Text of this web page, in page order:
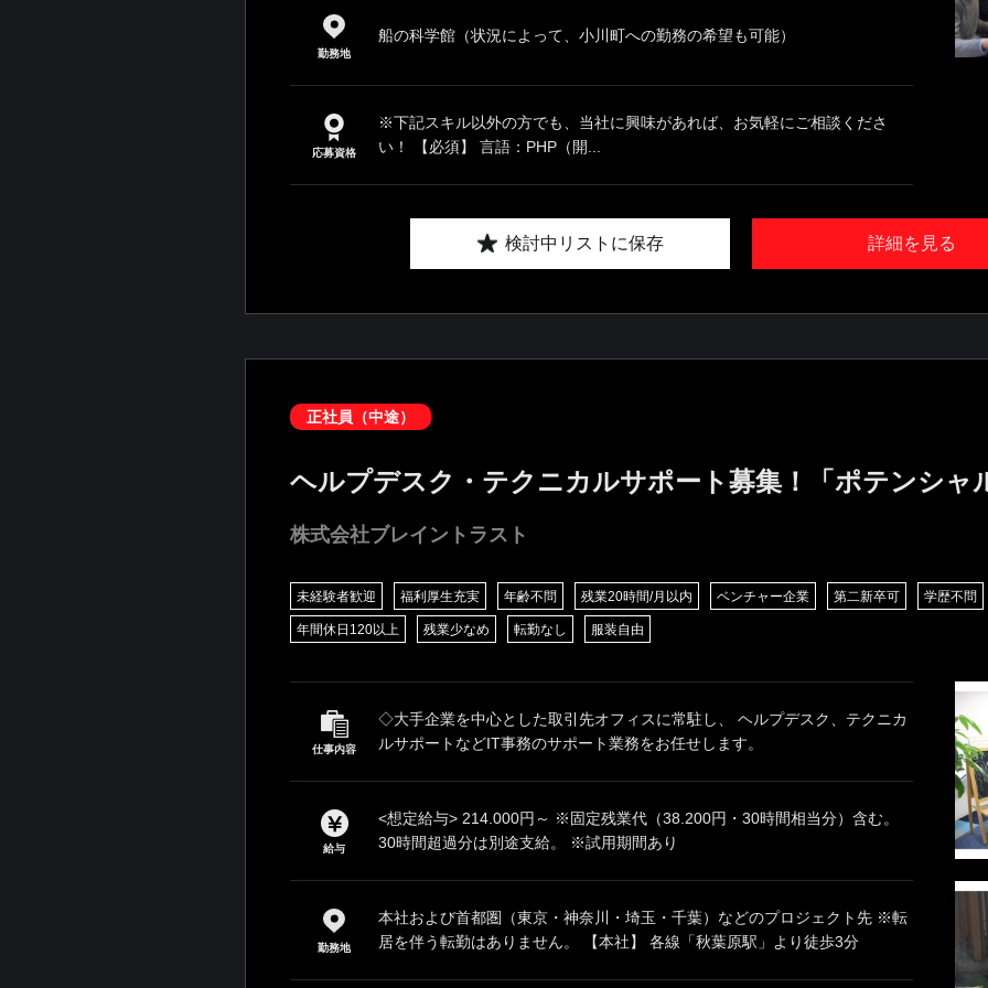
勤務地
船の科学館（状況によって、小川町への勤務の希望も可能）
応募資格
※下記スキル以外の方でも、当社に興味があれば、お気軽にご相談くださ
い！ 【必須】 言語：PHP（開...
詳細を見る
検討中リストに保存
正社員（中途）
ヘルプデスク・テクニカルサポート募集！「ポテンシャ
株式会社ブレイントラスト
未経験者歓迎 福利厚生充実 年齢不問 残業20時間/月以内 ベンチャー企業 第二新卒可 学歴不問
年間休日120以上 残業少なめ 転勤なし 服装自由
仕事内容
◇大手企業を中心とした取引先オフィスに常駐し、 ヘルプデスク、テクニカ
ルサポートなどIT事務のサポート業務をお任せします。
給与
<想定給与> 214.000円～ ※固定残業代（38.200円・30時間相当分）含む。
30時間超過分は別途支給。 ※試用期間あり
勤務地
本社および首都圏（東京・神奈川・埼玉・千葉）などのプロジェクト先 ※転
居を伴う転勤はありません。 【本社】 各線「秋葉原駅」より徒歩3分